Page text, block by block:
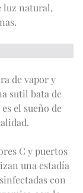
luz natural,
de vapor y
sutil bata de
el sueño de
C y puertos
una estadía
con